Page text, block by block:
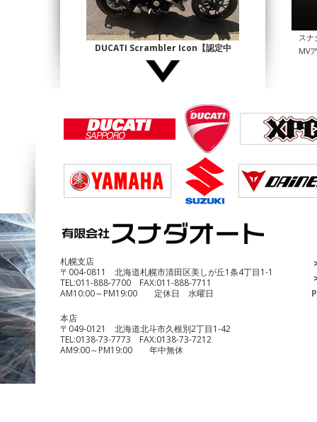
DUCATI Scrambler Icon【認定中
古】
¥1,140,000
¥690,000
スナ
MV
札幌支店
〒004-0811 北海道札幌市清田区美しが丘1条4丁目1-1
TEL:011-888-7700 FAX:011-888-7711
AM10:00～PM19:00 定休日 水曜日
本店
〒049-0121 北海道北斗市久根別2丁目1-42
TEL:0138-73-7773 FAX:0138-73-7212
AM9:00～PM19:00 年中無休